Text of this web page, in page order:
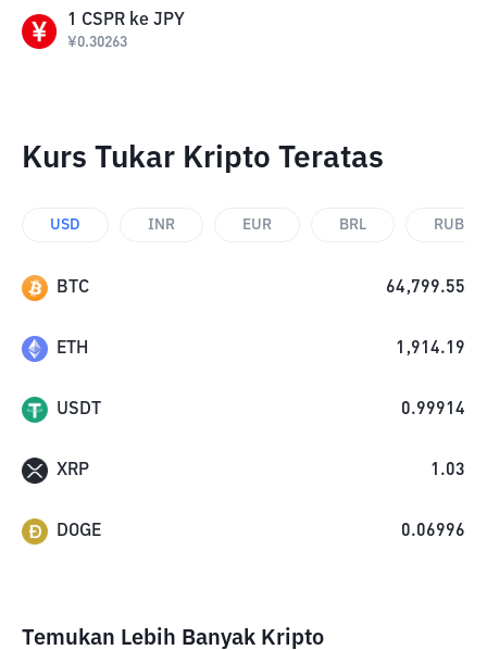
1 CSPR ke JPY
¥0.30263
Kurs Tukar Kripto Teratas
USD INR EUR BRL RUB
BTC 64,799.55
ETH 1,914.19
USDT 0.99914
XRP 1.03
DOGE 0.06996
Temukan Lebih Banyak Kripto